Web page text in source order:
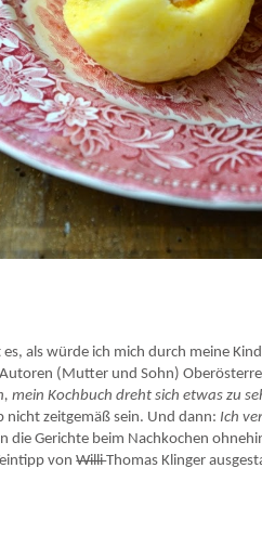
als würde ich mich durch meine
(Mutter und Sohn)
mein Kochbuch dreht sich etwas zu
zeitgemäß sein. Und dann: Ich
die Gerichte beim Nachkochen
vonWilliThomas Klinger